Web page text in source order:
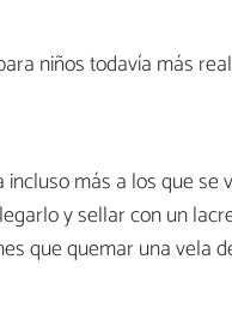
niños todavía más
más a los que se
y sellar con un
que quemar una vela